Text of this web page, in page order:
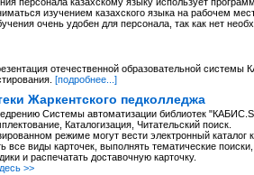
изучением казахского языка на рабочем
очень удобен для персонала, так как нет
отечественной образовательной системы
[подробнее...]
Жаркентского педколледжа
Системы автоматизации библиотек
Каталогизация, Читательский поиск.
режиме могут вести электронный каталог
все виды карточек, выполнять тематические
и распечатать доставочную карточку.
>>